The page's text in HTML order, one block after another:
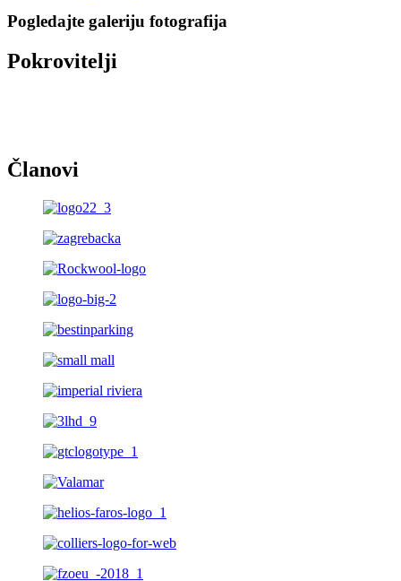
Pogledajte galeriju fotografija
Pokrovitelji
Članovi